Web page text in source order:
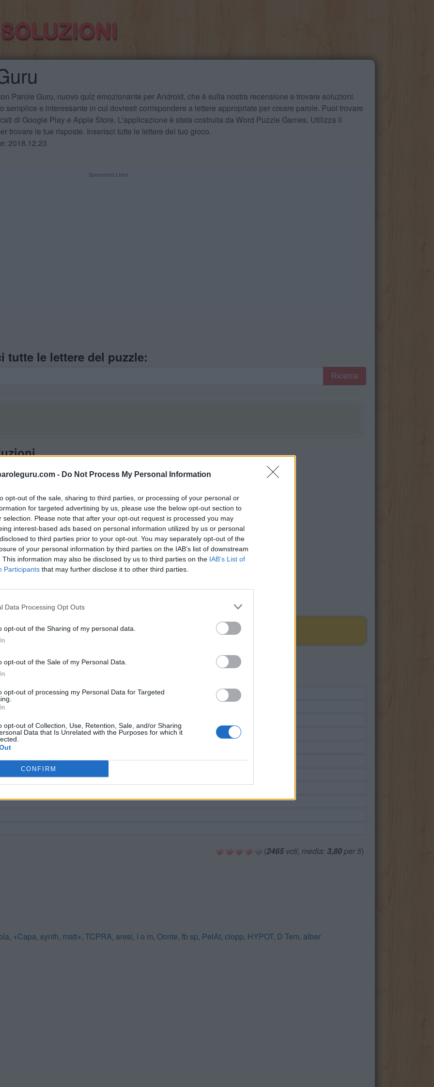
- Do Not Process My Personal Information
opt-out of the sale, sharing to third parties, or processing of your personal or
for targeted advertising by us, please use the below opt-out section to
selection. Please note that after your opt-out request is processed you may
interest-based ads based on personal information utilized by us or personal
to third parties prior to your opt-out. You may separately opt-out of the
of your personal information by third parties on the IAB’s list of downstream
This information may also be disclosed by us to third parties on the IAB’s List of
Participants that may further disclose it to other third parties.
Data Processing Opt Outs
opt-out of the Sharing of my personal data.
opt-out of the Sale of my Personal Data.
opt-out of processing my Personal Data for Targeted
opt-out of Collection, Use, Retention, Sale, and/or Sharing
Data that Is Unrelated with the Purposes for which it
CONFIRM
Parole Guru, nuovo quiz emozionante per Android, che è sulla nostra recensione e trovare soluzioni.
semplice e interessante in cui dovresti corrispondere a lettere appropriate per creare parole. Puoi trovare
di Google Play e Apple Store. L'applicazione è stata costruita da Word Puzzle Games. Utilizza il
trovare le tue risposte. Inserisci tutte le lettere del tuo gioco.
2018.12.23
Sponsored Links
tutte le lettere del puzzle:
Ricerca
CERCA ALTRE RISPOSTE
livello, ma ti consigliamo di utilizzare la ricerca per lettera.
(2465voti, media: 3,80per 5)
, +Capa, synth, matt+, TCPRA, aresi, I o m, Oonte, fb sp, PelAt, ciopp, HYPOT, D Tem, alber